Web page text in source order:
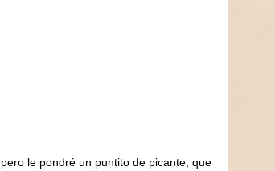
le pondré un puntito de picante, que